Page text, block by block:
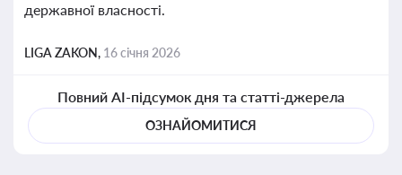
державної власності.
LIGA ZAKON, 16 січня 2026
Повний AI-підсумок дня та статті-джерела
ОЗНАЙОМИТИСЯ